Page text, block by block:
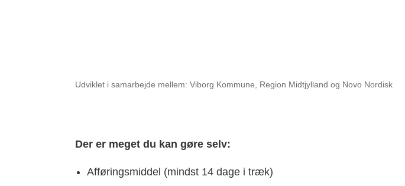
Udviklet i samarbejde mellem: Viborg Kommune, Region Midtjylland og Novo Nordisk
Der er meget du kan gøre selv:
Afføringsmiddel (mindst 14 dage i træk)